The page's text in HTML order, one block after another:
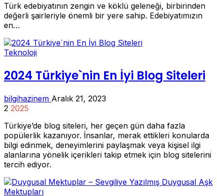
Türk edebiyatının zengin ve köklü geleneği, birbirinden
değerli şairleriyle önemli bir yere sahip. Edebiyatımızın
en…
Teknoloji
2024 Türkiye`nin En İyi Blog Siteleri
bilgihazinem Aralık 21, 2023
2 2025
Türkiye’de blog siteleri, her geçen gün daha fazla
popülerlik kazanıyor. İnsanlar, merak ettikleri konularda
bilgi edinmek, deneyimlerini paylaşmak veya kişisel ilgi
alanlarına yönelik içerikleri takip etmek için blog sitelerini
tercih ediyor.